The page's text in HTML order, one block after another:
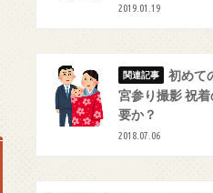
2019.01.19
初めて
宮参り撮影 祝
要か？
2018.07.06